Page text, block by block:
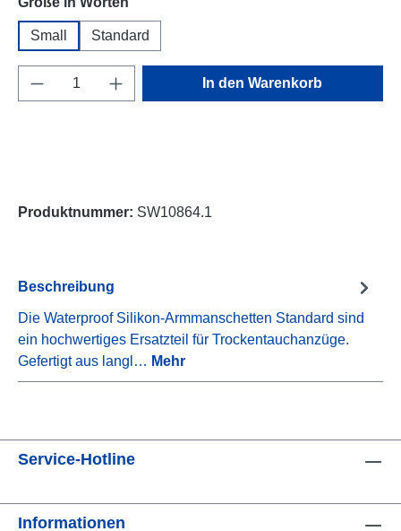
Small Standard
Produkt Anzahl: Gib den gewünschten
In den Warenkorb
Produktnummer: SW10864.1
Beschreibung
Die Waterproof Silikon-Armmanschetten Standard sind
ein hochwertiges Ersatzteil für Trockentauchanzüge.
Gefertigt aus langl… Mehr
Service-Hotline
Informationen